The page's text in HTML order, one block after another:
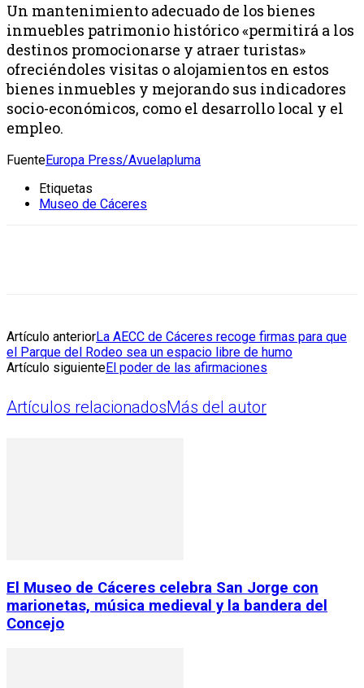
Un mantenimiento adecuado de los bienes
inmuebles patrimonio histórico «permitirá a los
destinos promocionarse y atraer turistas»
ofreciéndoles visitas o alojamientos en estos
bienes inmuebles y mejorando sus indicadores
socio-económicos, como el desarrollo local y el
empleo.
FuenteEuropa Press/Avuelapluma
Etiquetas
Museo de Cáceres
Artículo anteriorLa AECC de Cáceres recoge firmas para que
el Parque del Rodeo sea un espacio libre de humo
Artículo siguienteEl poder de las afirmaciones
Artículos relacionadosMás del autor
El Museo de Cáceres celebra San Jorge con
marionetas, música medieval y la bandera del
Concejo